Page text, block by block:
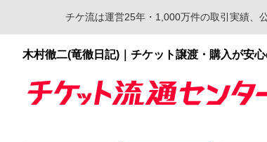
チケ流は運営25年・1,000万件の取引実績、
木村徹二(竜徹日記)｜チケット譲渡・購入が安